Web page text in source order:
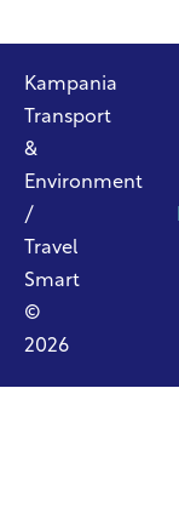
Kampania
Transport
&
Environment
/
Travel
Smart
©
2026